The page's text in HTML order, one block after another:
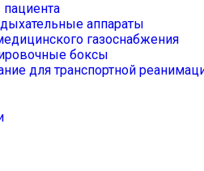
аппараты
газоснабжения
боксы
для транспортной